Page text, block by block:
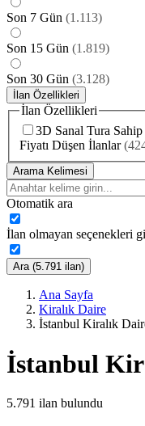
Son 7 Gün (1.113)
Son 15 Gün (1.819)
Son 30 Gün (3.128)
İlan Özellikleri
İlan Özellikleri
3D Sanal Tura
Fiyatı Düşen İlanlar (
Arama Kelimesi
Otomatik ara
İlan olmayan seçenekleri
Ara (5.791 ilan)
Ana Sayfa
Kiralık Daire
İstanbul Kiralık
İstanbul
5.791 ilan bulundu